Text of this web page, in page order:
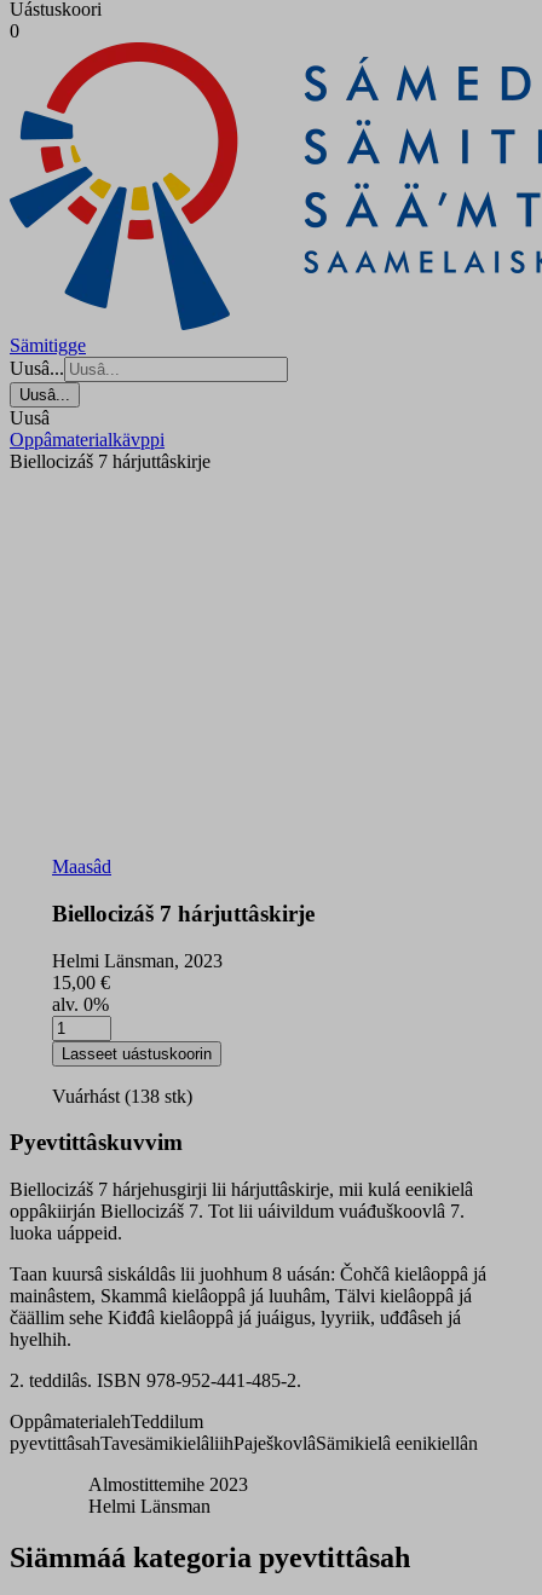
Uástuskoori
0
Sämitigge
Uusâ...
Uusâ...
Uusâ
Oppâmaterialkävppi
Biellocizáš 7 hárjuttâskirje
Maasâd
Biellocizáš 7 hárjuttâskirje
Helmi Länsman, 2023
15,00 €
alv. 0%
Biellocizáš
7
hárjuttâskirje
quantity
Lasseet uástuskoorin
Vuárhást (138 stk)
Pyevtittâskuvvim
Biellocizáš 7 hárjehusgirji lii hárjuttâskirje, mii kulá eenikielâ
oppâkiirján Biellocizáš 7. Tot lii uáivildum vuáđuškoovlâ 7.
luoka uáppeid.
Taan kuursâ siskáldâs lii juohhum 8 uásán: Čohčâ kielâoppâ já
mainâstem, Skammâ kielâoppâ já luuhâm, Tälvi kielâoppâ já
čäällim sehe Kiđđâ kielâoppâ já juáigus, lyyriik, uđđâseh já
hyelhih.
2. teddilâs. ISBN 978-952-441-485-2.
OppâmaterialehTeddilum
pyevtittâsahTavesämikielâliihPaješkovlâSämikielâ eenikiellân
Almostittemihe 2023
Helmi Länsman
Siämmáá kategoria pyevtittâsah